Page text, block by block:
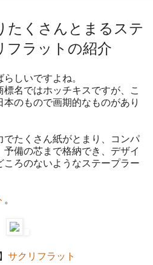
たくさんとまるステ
フラットの紹介
しいですよね。
名ではホッチキスですが、こ
のもので画期的なものがあり
たくさん紙がとまり、コンパ
備の芯まで格納でき、デザイ
ころのないようなステープラー
。
サクリフラット